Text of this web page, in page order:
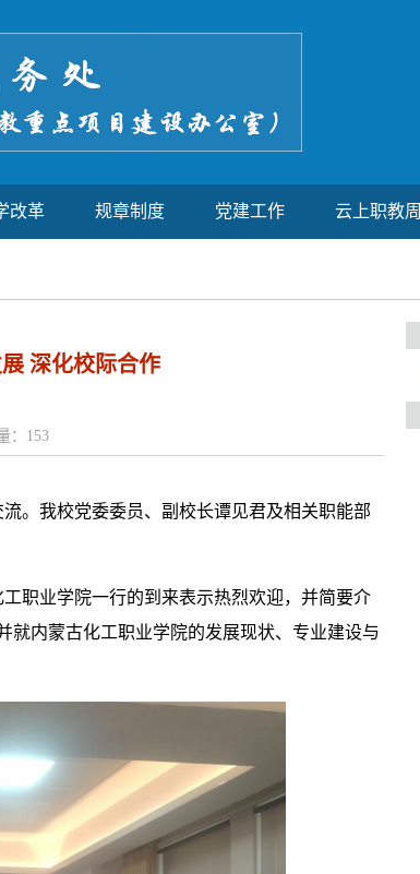
改革 规章制度 党建工作 云上职教周
深化校际合作
： 153
。我校党委委员、副校长谭见君及相关职能部
职业学院一行的到来表示热烈欢迎，并简要介
就内蒙古化工职业学院的发展现状、专业建设与